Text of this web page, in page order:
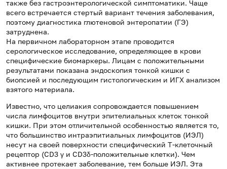
также без гастроэнтерологической симптоматики. Чаще
всего встречается стертый вариант течения заболевания,
поэтому диагностика глютеновой энтеропатии (ГЭ)
затруднена.
На первичном лабораторном этапе проводится
серологическое исследование, определяющее в крови
специфические биомаркеры. Лицам с положительными
результатами показана эндоскопия тонкой кишки с
биопсией и последующим гистологическим и ИГХ анализом
взятого материала.
Известно, что целиакия сопровождается повышением
числа лимфоцитов внутри эпителиальных клеток тонкой
кишки. При этом отличительной особенностью является то,
что большинство интраэпитиальных лимфоцитов (ИЭЛ)
несут на своей поверхности специфический Т-клеточный
рецептор (CD3 γ и CD3δ-положительные клетки). Чем
активнее протекает заболевание, тем больше ИЭЛ. Эта